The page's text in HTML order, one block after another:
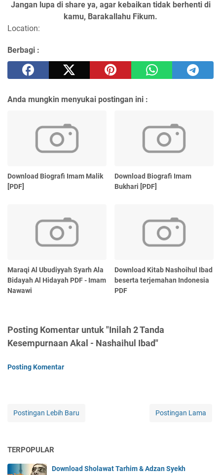
Jangan lupa di share ya, agar kebaikan tidak berhenti di
kamu, Barakallahu Fikum.
Location:
Berbagi :
Anda mungkin menyukai postingan ini :
Download Biografi Imam Malik
[PDF]
Download Biografi Imam
Bukhari [PDF]
Maraqi Al Ubudiyyah Syarh Ala
Bidayah Al Hidayah PDF - Imam
Nawawi
Download Kitab Nashoihul Ibad
beserta terjemahan Indonesia
PDF
Posting Komentar untuk "Inilah 2 Tanda
Kesempurnaan Akal - Nashaihul Ibad"
Posting Komentar
Postingan Lebih Baru Postingan Lama
TERPOPULAR
Download Sholawat Tarhim & Adzan Syekh